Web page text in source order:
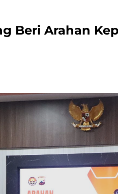
Beri Arahan